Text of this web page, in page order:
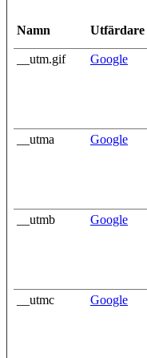
Namn Utfärdare
__utm.gif
Google
__utma Google
__utmb Google
__utmc Google